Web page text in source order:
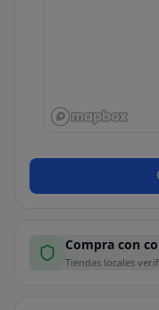
Compra con
Tiendas locales